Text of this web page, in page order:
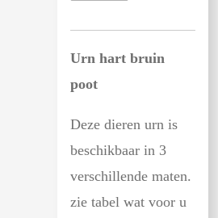
Urn hart bruin
poot
Deze dieren urn is
beschikbaar in 3
verschillende maten.
zie tabel wat voor u